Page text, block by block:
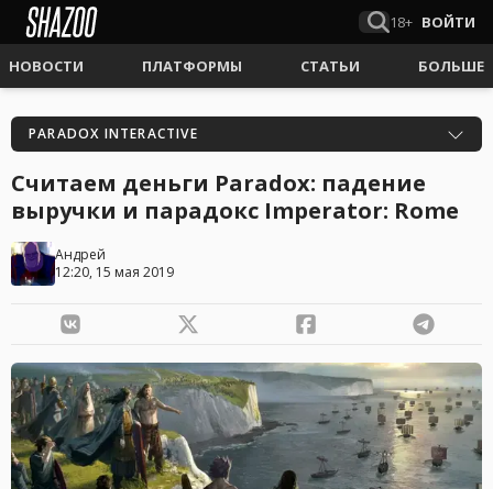
18+ ВОЙТИ
НОВОСТИ ПЛАТФОРМЫ СТАТЬИ БОЛЬШЕ
PARADOX INTERACTIVE
Считаем деньги Paradox: падение
выручки и парадокс Imperator: Rome
Андрей
12:20, 15 мая 2019